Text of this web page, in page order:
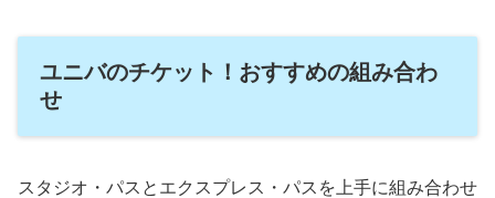
ユニバのチケット！おすすめの組み合わ
せ
スタジオ・パスとエクスプレス・パスを上手に組み合わせ